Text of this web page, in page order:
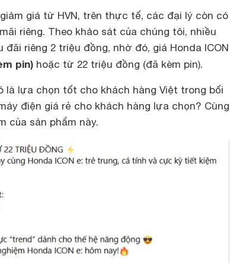
giá từ HVN, trên thực tế, các đại lý còn có
riêng. Theo khảo sát của chúng tôi, nhiều
riêng 2 triệu đồng, nhờ đó, giá Honda ICON
pin) hoặc từ 22 triệu đồng (đã kèm pin).
là lựa chọn tốt cho khách hàng Việt trong bối
điện giá rẻ cho khách hàng lựa chọn? Cùng
của sản phẩm này.